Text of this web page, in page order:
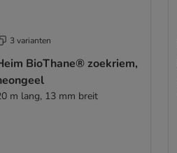
3 varianten
BioThane® zoekriem,
m lang, 13 mm breit